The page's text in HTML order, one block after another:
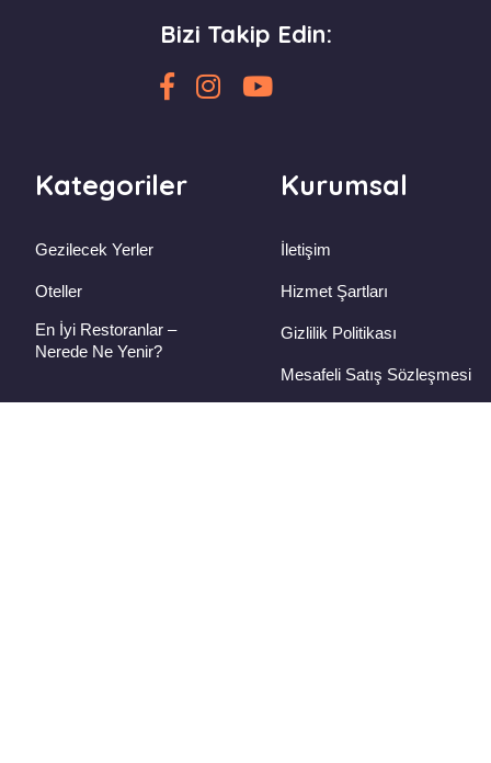
Bizi Takip Edin:
Kategoriler
Gezilecek Yerler
Oteller
En İyi Restoranlar –
Nerede Ne Yenir?
Kurumsal
İletişim
Hizmet Şartları
Gizlilik Politikası
Mesafeli Satış Sözleşmesi